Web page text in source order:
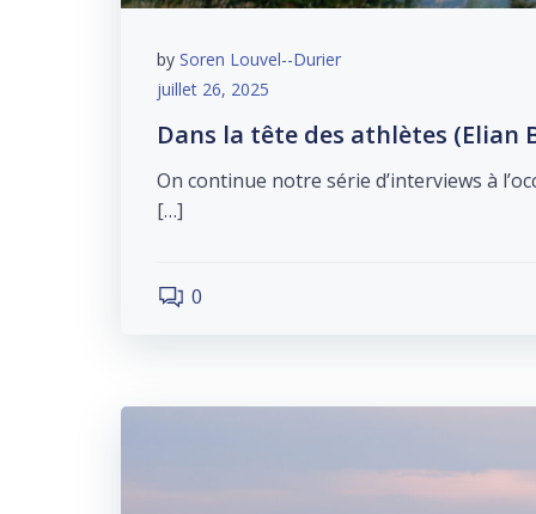
by Soren Louvel--Durier
juillet 26, 2025
Dans la tête des athlètes (Elian
On continue notre série d’interviews à
[…]
0